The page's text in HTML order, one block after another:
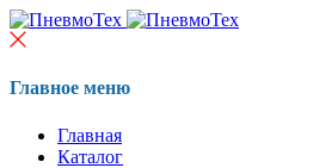
Главное меню
Главная
Каталог